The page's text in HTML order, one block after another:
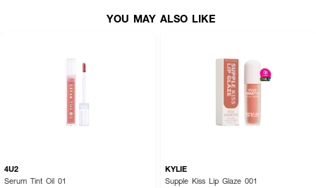
YOU MAY ALSO LIKE
4U2
Serum Tint Oil 01
KYLIE
Supple Kiss Lip Glaze 001